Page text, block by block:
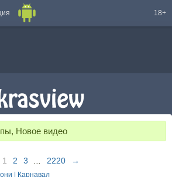
18+
Новое видео
1 2 3 2220 →
| Карнавал